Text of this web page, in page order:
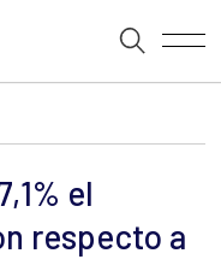
el
respecto a